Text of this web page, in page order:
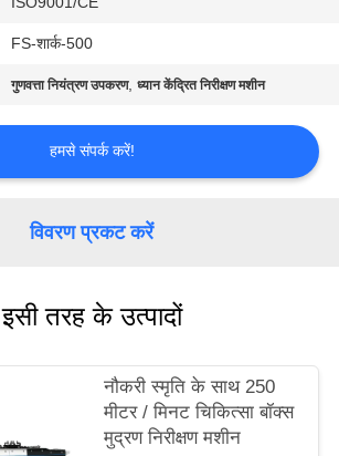
FS-शार्क-500
गुणवत्ता नियंत्रण उपकरण,ध्यान केंद्रित निरीक्षण मशीन
हमसे संपर्क करें!
विवरण प्रकट करें
इसी तरह के उत्पादों
नौकरी स्मृति के साथ 250
मीटर / मिनट चिकित्सा बॉक्स
मुद्रण निरीक्षण मशीन